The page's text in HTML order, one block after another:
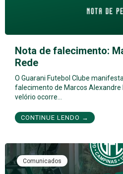
Nota de falecimento:
Rede
O Guarani Futebol Clube
falecimento de Marcos Alexandre
velório ocorre…
CONTINUE LENDO →
Comunicados